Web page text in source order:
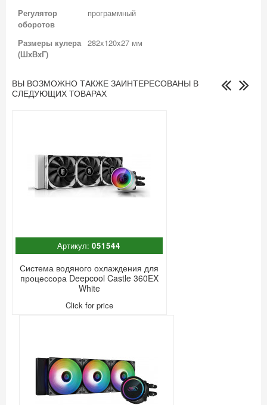
Регулятор
оборотов
программный
Размеры кулера
(ШхВxГ)
282x120x27 мм
ВЫ ВОЗМОЖНО ТАКЖЕ ЗАИНТЕРЕСОВАНЫ В
СЛЕДУЮЩИХ ТОВАРАХ
Артикул:051544
Система водяного охлаждения для
процессора Deepcool Castle 360EX
White
Click for price